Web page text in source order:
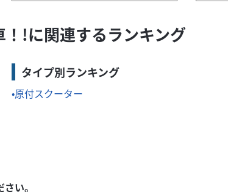
ですか？？ ◆納車整備時に前後タイヤ・チェーンを
!に関連するランキング
タイプ別ランキング
原付スクーター
い。